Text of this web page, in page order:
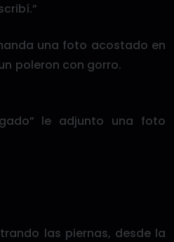
una foto acostado en
poleron con gorro.
le adjunto una foto
las piernas, desde la